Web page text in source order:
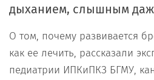
дыханием, слышным
О том, почему развивается
как ее лечить, рассказали
педиатрии ИПКиПКЗ БГМУ,